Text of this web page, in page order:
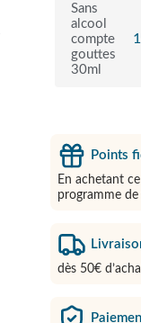
Sans
alcool
compte
gouttes
30ml
Points
En achetant
programme
dès 50€